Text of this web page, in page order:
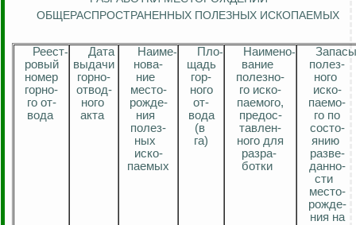
ОБЩЕРАСПРОСТРАНЕННЫХ ПОЛЕЗНЫХ ИСКОПАЕМЫХ
Реест-
ровый
номер
горно-
гоот-
вода
Дата
выдачи
горно-
отвод-
ного
акта
Наиме-
нова-
ние
место-
рожде-
ния
полез-
ных
иско-
паемых
Пло-
щадь
гор-
ного
от-
вода
(в
га)
Наимено-
вание
полезно-
го иско-
паемого,
предос-
тавлен-
ного для
разра-
ботки
Запасы
полез-
ного
иско-
паемо-
го по
состо-
янию
разве-
данно-
сти
место-
рожде-
ния на